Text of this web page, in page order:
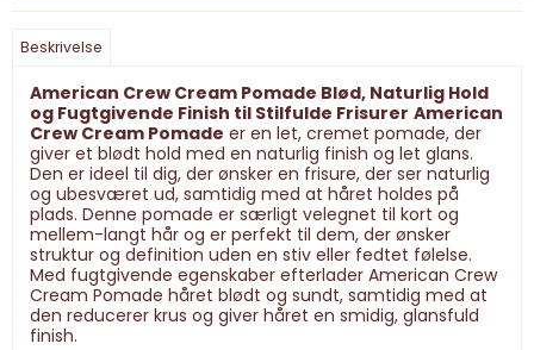
Beskrivelse
American Crew Cream Pomade Blød, Naturlig Hold
og Fugtgivende Finish til Stilfulde Frisurer American
Crew Cream Pomade er en let, cremet pomade, der
giver et blødt hold med en naturlig finish og let glans.
Den er ideel til dig, der ønsker en frisure, der ser naturlig
og ubesværet ud, samtidig med at håret holdes på
plads. Denne pomade er særligt velegnet til kort og
mellem-langt hår og er perfekt til dem, der ønsker
struktur og definition uden en stiv eller fedtet følelse.
Med fugtgivende egenskaber efterlader American Crew
Cream Pomade håret blødt og sundt, samtidig med at
den reducerer krus og giver håret en smidig, glansfuld
finish.